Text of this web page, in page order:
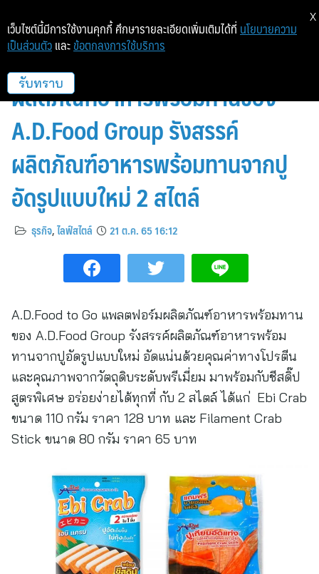
A.D.Food to Go แพลตฟอร์ม
ผลิตภัณฑ์อาหารพร้อมทานของ
A.D.Food Group รังสรรค์
ผลิตภัณฑ์อาหารพร้อมทานจากปู
อัดรูปแบบใหม่ 2 สไตล์
ธุรกิจ,ไลฟ์สไตล์ 21 ต.ค. 65 16:12
A.D.Food to Go แพลตฟอร์มผลิตภัณฑ์อาหารพร้อมทาน
ของ A.D.Food Group รังสรรค์ผลิตภัณฑ์อาหารพร้อม
ทานจากปูอัดรูปแบบใหม่ อัดแน่นด้วยคุณค่าทางโปรตีน
และคุณภาพจากวัตถุดิบระดับพรีเมี่ยม มาพร้อมกับชีสดิ๊ป
สูตรพิเศษ อร่อยง่ายได้ทุกที่ กับ 2 สไตล์ ได้แก่ Ebi Crab
ขนาด 110 กรัม ราคา 128 บาท และ Filament Crab
Stick ขนาด 80 กรัม ราคา 65 บาท
เว็บไซต์นี้มีการใช้งานคุกกี้ ศึกษารายละเอียดเพิ่มเติมได้ที่ นโยบายความ
เป็นส่วนตัว และ ข้อตกลงการใช้บริการ
รับทราบ
X